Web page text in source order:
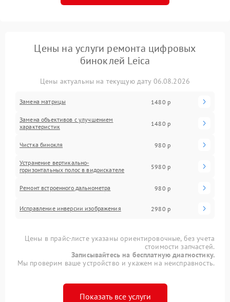
Цены на услуги ремонта цифровых
биноклей Leica
Цены актуальны на текущую дату 06.08.2026
Замена матрицы 1480 р
Замена объективов с улучшением
характеристик
1480 р
Чистка бинокля 980 р
Устранение вертикально-
горизонтальных полос в видоискателе
5980 р
Ремонт встроенного дальнометра 980 р
Исправление инверсии изображения 2980 р
Цены в прайс-листе указаны ориентировочные, без учета
стоимости запчастей.
Записывайтесь на бесплатную диагностику.
Мы проверим ваше устройство и укажем на неисправность.
Показать все услуги